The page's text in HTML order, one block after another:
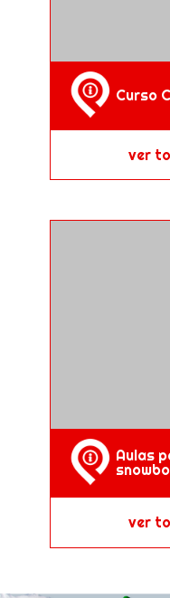
Curso
ver
Aulas
ver